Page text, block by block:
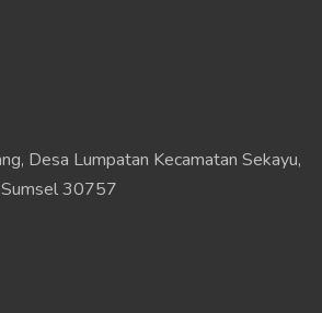
Desa Lumpatan Kecamatan Sekayu,
Sumsel 30757